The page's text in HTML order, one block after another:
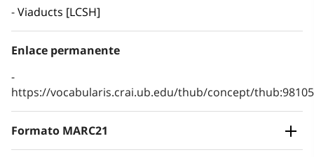
Viaducts [LCSH]
Enlace permanente
https://vocabularis.crai.ub.edu/thub/concept/
Formato MARC21